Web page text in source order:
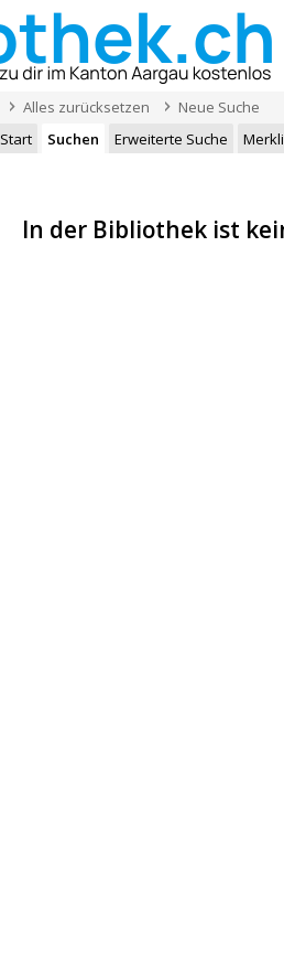
Alles zurücksetzen Neue Suche
Start
Suchen Erweiterte Suche
In der Bibliothek ist